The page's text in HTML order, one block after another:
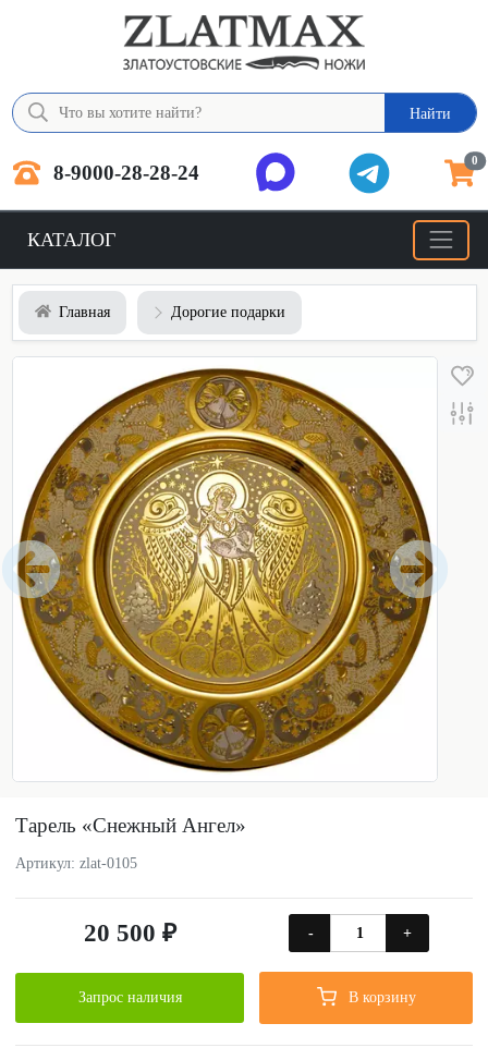
Найти
8-9000-28-28-24 0
КАТАЛОГ
Главная Дорогие подарки
Тарель «Снежный Ангел»
Артикул: zlat-0105
20 500 ₽ - +
Запрос наличия В корзину